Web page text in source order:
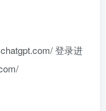
登录进